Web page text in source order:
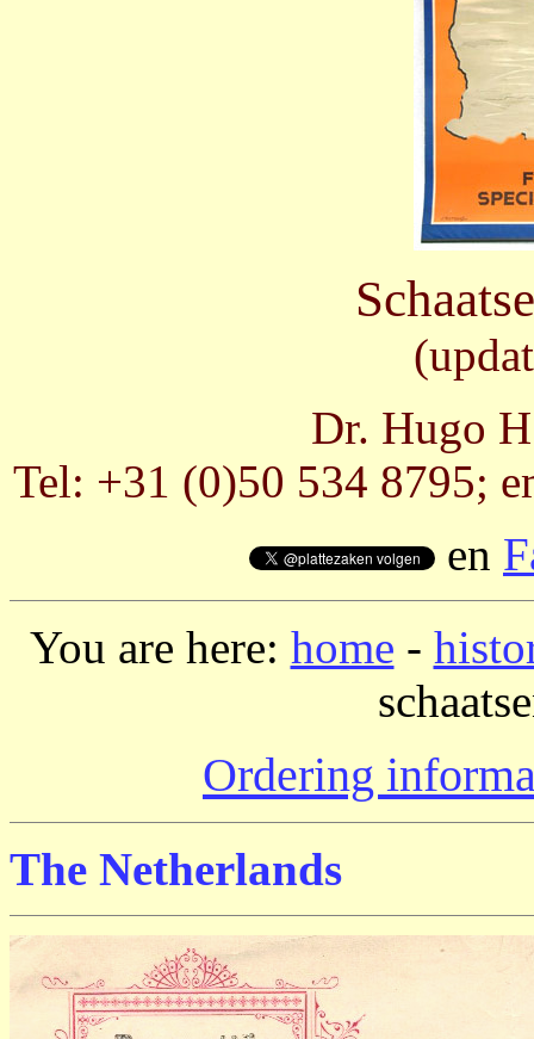
Dr. Hugo
Tel: +31 (0)50 534 8795;
en
You are here: home -
Ordering
The Netherlands